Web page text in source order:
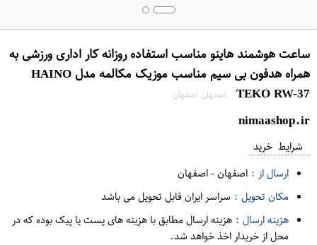
ساعت هوشمند هاینو مناسب استفاده روزانه کار اداری ورزشی به
همراه هدفون بی سیم مناسب موزیک مکالمه مدل HAINO
TEKO RW-37
اصفهان اصفهان
nimaashop.ir
شرایط خرید
ارسال از : اصفهان-اصفهان
مکان تحویل : سراسر ایران قابل تحویل می باشد
هزینه ارسال : هزینه ارسال مطابق با هزینه های پست یا پیک بوده که در
محل از خریدار اخذ خواهد شد.